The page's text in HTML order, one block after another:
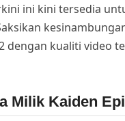
ini kini tersedia
dengan kualiti video
Milik Kaiden